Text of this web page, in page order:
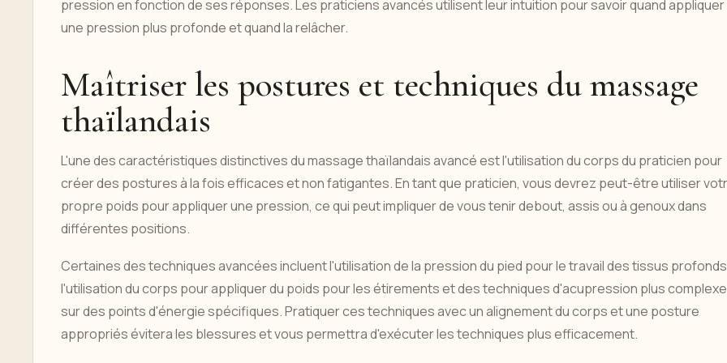
pression en fonction de ses réponses. Les praticiens avancés utilisent leur intuition pour savoir quand appliquer
une pression plus profonde et quand la relâcher.
Maîtriser les postures et techniques du massage
thaïlandais
L'une des caractéristiques distinctives du massage thaïlandais avancé est l'utilisation du corps du praticien pour
créer des postures à la fois efficaces et non fatigantes. En tant que praticien, vous devrez peut-être utiliser
propre poids pour appliquer une pression, ce qui peut impliquer de vous tenir debout, assis ou à genoux dans
différentes positions.
Certaines des techniques avancées incluent l'utilisation de la pression du pied pour le travail des tissus
l'utilisation du corps pour appliquer du poids pour les étirements et des techniques d'acupression plus
sur des points d'énergie spécifiques. Pratiquer ces techniques avec un alignement du corps et une posture
appropriés évitera les blessures et vous permettra d'exécuter les techniques plus efficacement.